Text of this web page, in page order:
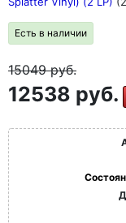
Есть в наличии
15049руб.
12538 руб.